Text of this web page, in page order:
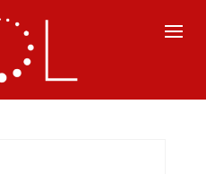
/ Contribuyendo a las
positivas en la oficina.